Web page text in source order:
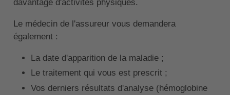
davantage d'activités physiques.
Le médecin de l'assureur vous demandera
également :
La date d'apparition de la maladie ;
Le traitement qui vous est prescrit ;
Vos derniers résultats d'analyse (hémoglobine